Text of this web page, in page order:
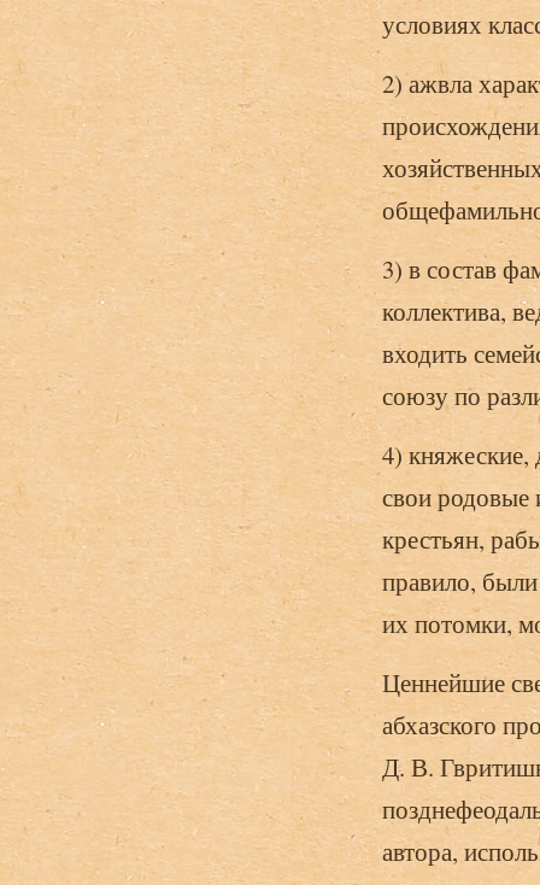
условиях
2) ажвла
3) в состав
коллектива,
входить
союзу по
4) княжеские,
свои родовые
крестьян,
правило,
их потомки,
Ценнейшие
абхазского
Д. В.
автора,